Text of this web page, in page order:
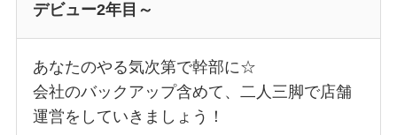
デビュー2年目～
あなたのやる気次第で幹部に☆
会社のバックアップ含めて、二人三脚で店舗
運営をしていきましょう！